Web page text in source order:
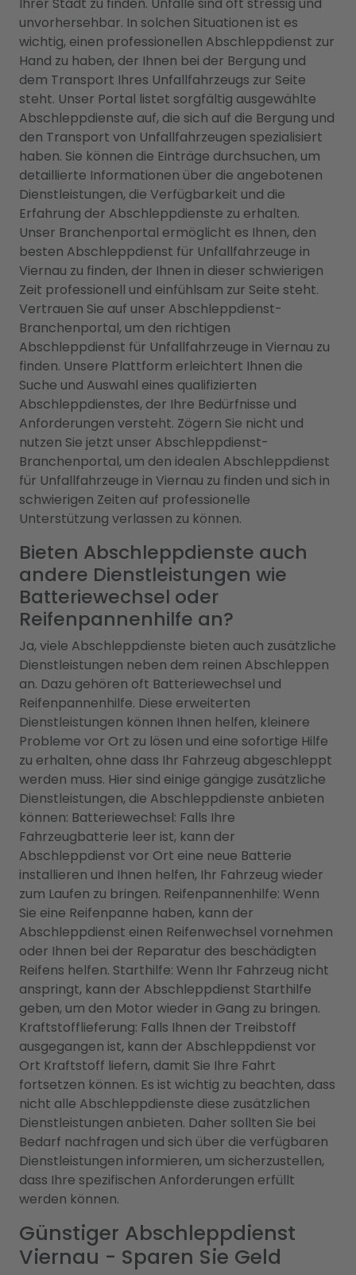
unvorhersehbar. In solchen Situationen ist es
wichtig, einen professionellen Abschleppdienst zur
Hand zu haben, der Ihnen bei der Bergung und
dem Transport Ihres Unfallfahrzeugs zur Seite
steht. Unser Portal listet sorgfältig ausgewählte
Abschleppdienste auf, die sich auf die Bergung und
den Transport von Unfallfahrzeugen spezialisiert
haben. Sie können die Einträge durchsuchen, um
detaillierte Informationen über die angebotenen
Dienstleistungen, die Verfügbarkeit und die
Erfahrung der Abschleppdienste zu erhalten.
Unser Branchenportal ermöglicht es Ihnen, den
besten Abschleppdienst für Unfallfahrzeuge in
Viernau zu finden, der Ihnen in dieser schwierigen
Zeit professionell und einfühlsam zur Seite steht.
Vertrauen Sie auf unser Abschleppdienst-
Branchenportal, um den richtigen
Abschleppdienst für Unfallfahrzeuge in Viernau zu
finden. Unsere Plattform erleichtert Ihnen die
Suche und Auswahl eines qualifizierten
Abschleppdienstes, der Ihre Bedürfnisse und
Anforderungen versteht. Zögern Sie nicht und
nutzen Sie jetzt unser Abschleppdienst-
Branchenportal, um den idealen Abschleppdienst
für Unfallfahrzeuge in Viernau zu finden und sich in
schwierigen Zeiten auf professionelle
Unterstützung verlassen zu können.
Bieten Abschleppdienste auch
andere Dienstleistungen wie
Batteriewechsel oder
Reifenpannenhilfe an?
Ja, viele Abschleppdienste bieten auch zusätzliche
Dienstleistungen neben dem reinen Abschleppen
an. Dazu gehören oft Batteriewechsel und
Reifenpannenhilfe. Diese erweiterten
Dienstleistungen können Ihnen helfen, kleinere
Probleme vor Ort zu lösen und eine sofortige Hilfe
zu erhalten, ohne dass Ihr Fahrzeug abgeschleppt
werden muss. Hier sind einige gängige zusätzliche
Dienstleistungen, die Abschleppdienste anbieten
können: Batteriewechsel: Falls Ihre
Fahrzeugbatterie leer ist, kann der
Abschleppdienst vor Ort eine neue Batterie
installieren und Ihnen helfen, Ihr Fahrzeug wieder
zum Laufen zu bringen. Reifenpannenhilfe: Wenn
Sie eine Reifenpanne haben, kann der
Abschleppdienst einen Reifenwechsel vornehmen
oder Ihnen bei der Reparatur des beschädigten
Reifens helfen. Starthilfe: Wenn Ihr Fahrzeug nicht
anspringt, kann der Abschleppdienst Starthilfe
geben, um den Motor wieder in Gang zu bringen.
Kraftstofflieferung: Falls Ihnen der Treibstoff
ausgegangen ist, kann der Abschleppdienst vor
Ort Kraftstoff liefern, damit Sie Ihre Fahrt
fortsetzen können. Es ist wichtig zu beachten, dass
nicht alle Abschleppdienste diese zusätzlichen
Dienstleistungen anbieten. Daher sollten Sie bei
Bedarf nachfragen und sich über die verfügbaren
Dienstleistungen informieren, um sicherzustellen,
dass Ihre spezifischen Anforderungen erfüllt
werden können.
Günstiger Abschleppdienst
Viernau - Sparen Sie Geld